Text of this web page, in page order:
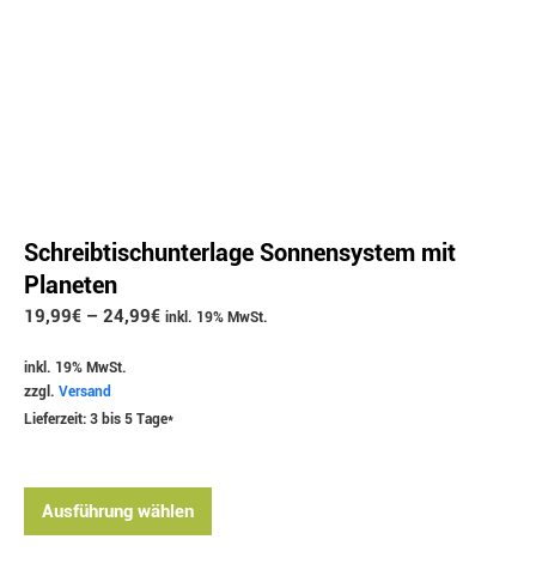
Schreibtischunterlage Sonnensystem mit
Planeten
19,99€ – 24,99€ inkl. 19% MwSt.
inkl. 19% MwSt.
zzgl. Versand
Lieferzeit: 3 bis 5 Tage*
Ausführung wählen